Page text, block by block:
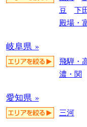
豆
下
殿場・
岐阜県 »
飛騨・
濃・関
愛知県 »
三河